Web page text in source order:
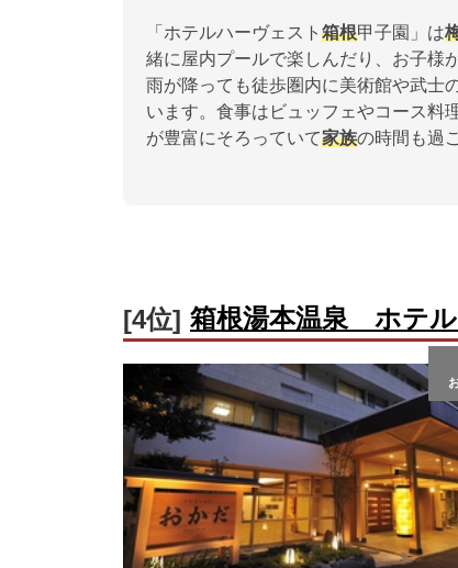
「ホテルハーヴェスト 箱根甲子園」は
緒に屋内プールで楽しんだり、お子様
雨が降っても徒歩圏内に美術館や武士
います。食事はビュッフェやコース料
が豊富にそろっていて家族の時間も過
[4位] 箱根湯本温泉 ホテ